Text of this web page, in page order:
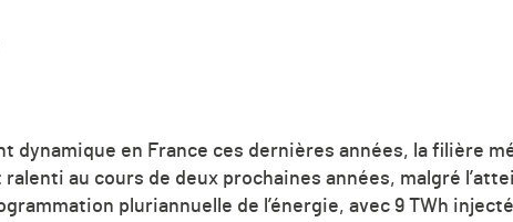
dynamique en France ces dernières années, la filière
au cours de deux prochaines années, malgré
pluriannuelle de l’énergie, avec 9 TWh